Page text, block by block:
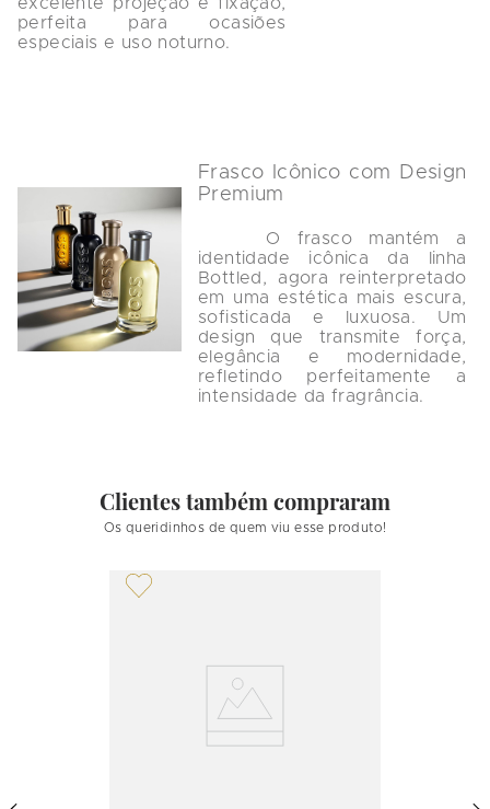
perfeita para ocasiões
especiais e uso noturno.
Frasco Icônico com Design
Premium
identidade icônica da linha
Bottled, agora reinterpretado
em uma estética mais escura,
sofisticada e luxuosa. Um
design que transmite força,
elegância e modernidade,
refletindo perfeitamente a
intensidade da fragrância.
Clientes também compraram
Os queridinhos de quem viu esse produto!